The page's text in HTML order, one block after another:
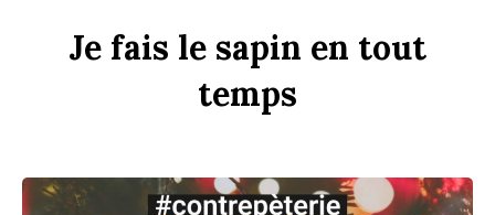
Je fais le sapin en tout
temps